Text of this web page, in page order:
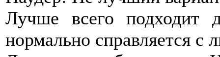
Лучше всего
нормально справляется